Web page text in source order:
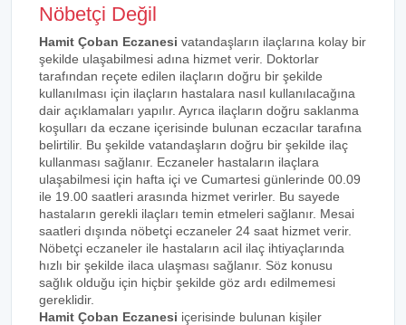
Nöbetçi Değil
Hamit Çoban Eczanesi vatandaşların ilaçlarına kolay bir
şekilde ulaşabilmesi adına hizmet verir. Doktorlar
tarafından reçete edilen ilaçların doğru bir şekilde
kullanılması için ilaçların hastalara nasıl kullanılacağına
dair açıklamaları yapılır. Ayrıca ilaçların doğru saklanma
koşulları da eczane içerisinde bulunan eczacılar tarafına
belirtilir. Bu şekilde vatandaşların doğru bir şekilde ilaç
kullanması sağlanır. Eczaneler hastaların ilaçlara
ulaşabilmesi için hafta içi ve Cumartesi günlerinde 00.09
ile 19.00 saatleri arasında hizmet verirler. Bu sayede
hastaların gerekli ilaçları temin etmeleri sağlanır. Mesai
saatleri dışında nöbetçi eczaneler 24 saat hizmet verir.
Nöbetçi eczaneler ile hastaların acil ilaç ihtiyaçlarında
hızlı bir şekilde ilaca ulaşması sağlanır. Söz konusu
sağlık olduğu için hiçbir şekilde göz ardı edilmemesi
gereklidir.
Hamit Çoban Eczanesi içerisinde bulunan kişiler